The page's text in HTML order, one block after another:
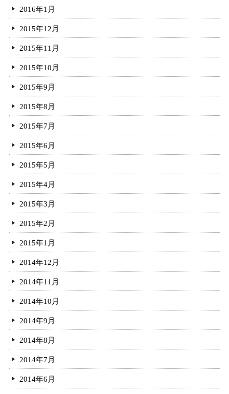
2016年1月
2015年12月
2015年11月
2015年10月
2015年9月
2015年8月
2015年7月
2015年6月
2015年5月
2015年4月
2015年3月
2015年2月
2015年1月
2014年12月
2014年11月
2014年10月
2014年9月
2014年8月
2014年7月
2014年6月